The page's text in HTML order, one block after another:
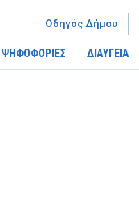
ΨΗΦΟΦΟΡΙΕΣ ΔΙΑΥΓΕΙΑ
Οδηγός Δήμου